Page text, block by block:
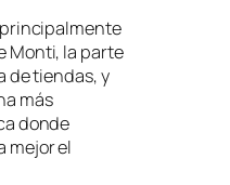
Monti, la parte
de tiendas, y
más
donde
mejor el